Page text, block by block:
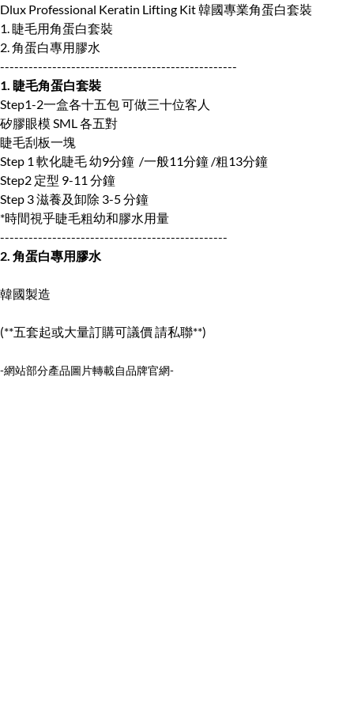
Dlux Professional Keratin Lifting Kit 韓國專業角蛋白套裝
1. 睫毛用角蛋白套裝
2. 角蛋白專用膠水
--------------------------------------------------
1. 睫毛角蛋白套裝
Step1-2一盒各十五包 可做三十位客人
矽膠眼模 SML 各五對
睫毛刮板一塊
Step 1 軟化睫毛 幼9分鐘 /一般11分鐘 /粗13分鐘
Step2 定型 9-11 分鐘
Step 3 滋養及卸除 3-5 分鐘
*時間視乎睫毛粗幼和膠水用量
------------------------------------------------
2. 角蛋白專用膠水
韓國製造
(**五套起或大量訂購可議價 請私聯**)
-網站部分產品圖片轉載自品牌官網-